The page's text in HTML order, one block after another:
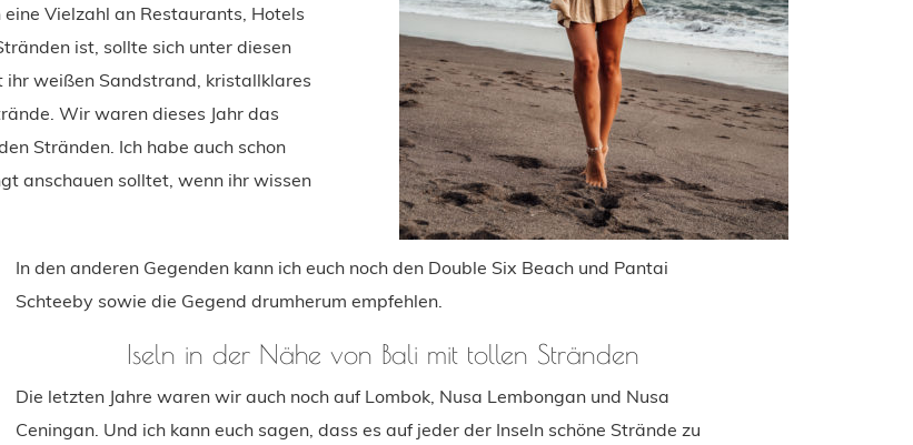
Vielzahl an Restaurants, Hotels
ist, sollte sich unter diesen
weißen Sandstrand, kristallklares
Wir waren dieses Jahr das
Stränden. Ich habe auch schon
anschauen solltet, wenn ihr wissen
In den anderen Gegenden kann ich euch noch den Double Six Beach und Pantai
Schteeby sowie die Gegend drumherum empfehlen.
Iseln in der Nähe von Bali mit tollen Stränden
Die letzten Jahre waren wir auch noch auf Lombok, Nusa Lembongan und Nusa
Ceningan. Und ich kann euch sagen, dass es auf jeder der Inseln schöne Strände zu